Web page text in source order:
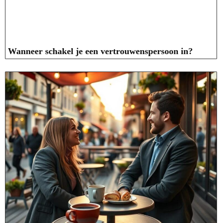
Wanneer schakel je een vertrouwenspersoon in?